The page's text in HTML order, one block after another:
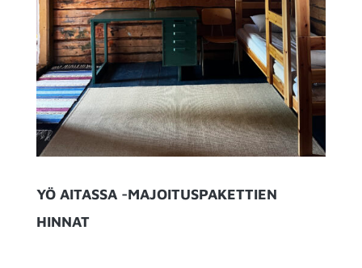
YÖ AITASSA -MAJOITUSPAKETTIEN
HINNAT